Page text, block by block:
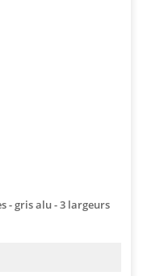
- gris alu - 3 largeurs